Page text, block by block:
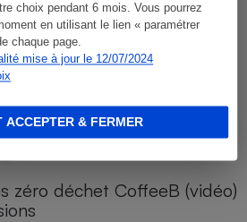
choix pendant 6 mois. Vous pourrez
en utilisant le lien « paramétrer
chaque page.
mise à jour le 12/07/2024
ACCEPTER & FERMER
zéro déchet CoffeeB (vidéo)